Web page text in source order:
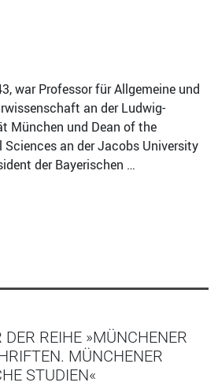
war Professor für Allgemeine und
an der Ludwig-
München und Dean of the
an der Jacobs University
der Bayerischen …
DER REIHE »MÜNCHENER
MÜNCHENER
STUDIEN«